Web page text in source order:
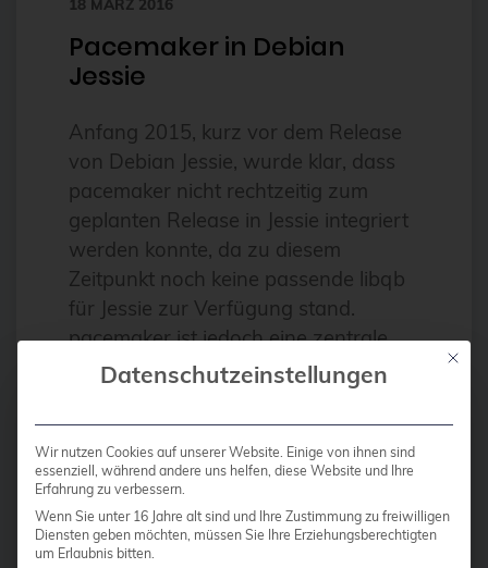
Alpin
Alternativen
Amazon FSx
anleitung
Ansible
Ansible Community Proxmox
Ansible-Modul
AnsibleFest
Antivirus
API-Integration
AppArmor
arm
18 MÄRZ 2016
Pacemaker in Debian
Jessie
Anfang 2015, kurz vor dem Release
von Debian Jessie, wurde klar, dass
pacemaker nicht rechtzeitig zum
geplanten Release in Jessie integriert
werden konnte, da zu diesem
Zeitpunkt noch keine passende libqb
für Jessie zur Verfügung stand.
pacemaker ist jedoch eine zentrale
Komponente des High Availability
Stacks von Clusterlabs. Dadurch
bedingt, wurde Jessie ohne einen
funktionsfähigen […]
Weiterlesen
Mit
Datenschutzeinstellungen
Wir nutzen Cookies auf unserer Website. Einige von ihnen sind
essenziell, während andere uns helfen, diese Website und Ihre
Erfahrung zu verbessern.
Wenn Sie unter 16 Jahre alt sind und Ihre Zustimmung zu freiwilligen
Diensten geben möchten, müssen Sie Ihre Erziehungsberechtigten
um Erlaubnis bitten.